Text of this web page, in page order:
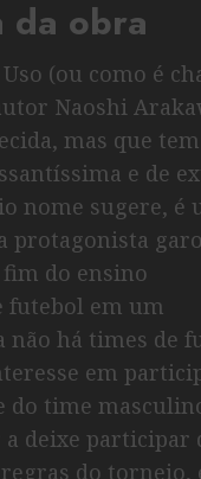
da obra
(ou como é
Naoshi
mas que
e de
nome sugere, é
protagonista
fim do ensino
futebol em um
não há times de
em
do time
deixe participar
do torneio,